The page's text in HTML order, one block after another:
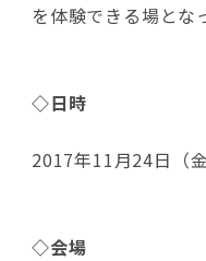
を体験できる場とな
◇日時
2017年11月24日（
◇会場